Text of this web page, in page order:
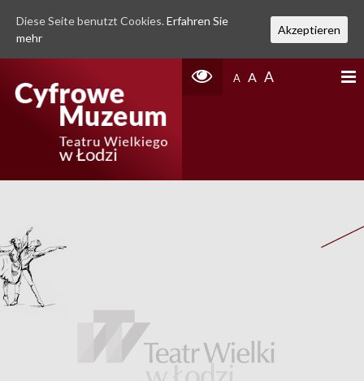
A A A
Diese Seite benutzt Cookies. Erfahren Sie
mehr
Akzeptieren